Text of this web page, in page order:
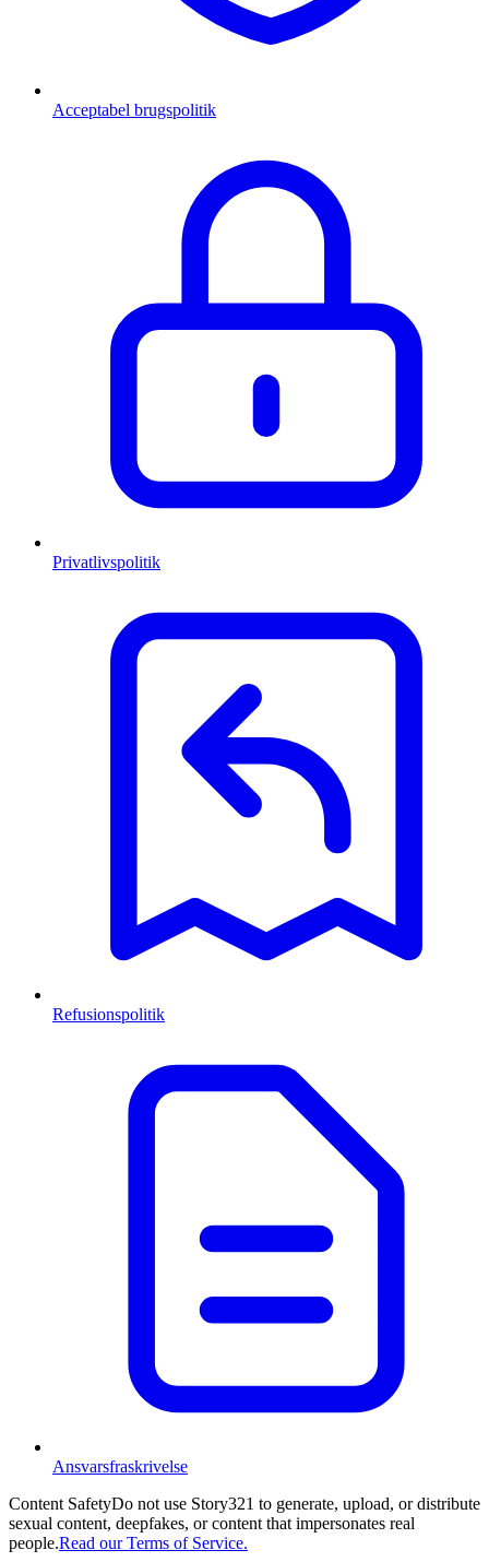
Acceptabel brugspolitik
Privatlivspolitik
Refusionspolitik
Ansvarsfraskrivelse
Content SafetyDo not use Story321 to generate, upload, or distribute
sexual content, deepfakes, or content that impersonates real
people.Read our Terms of Service.